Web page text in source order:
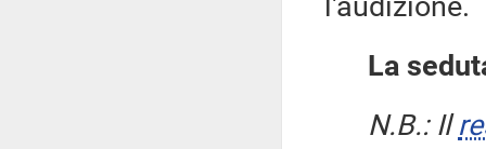
La
N.B.: Il